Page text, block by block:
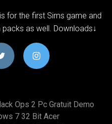
for the first Sims game and
as well. Downloads↓
Ops 2 Pc Gratuit Demo
7 32 Bit Acer